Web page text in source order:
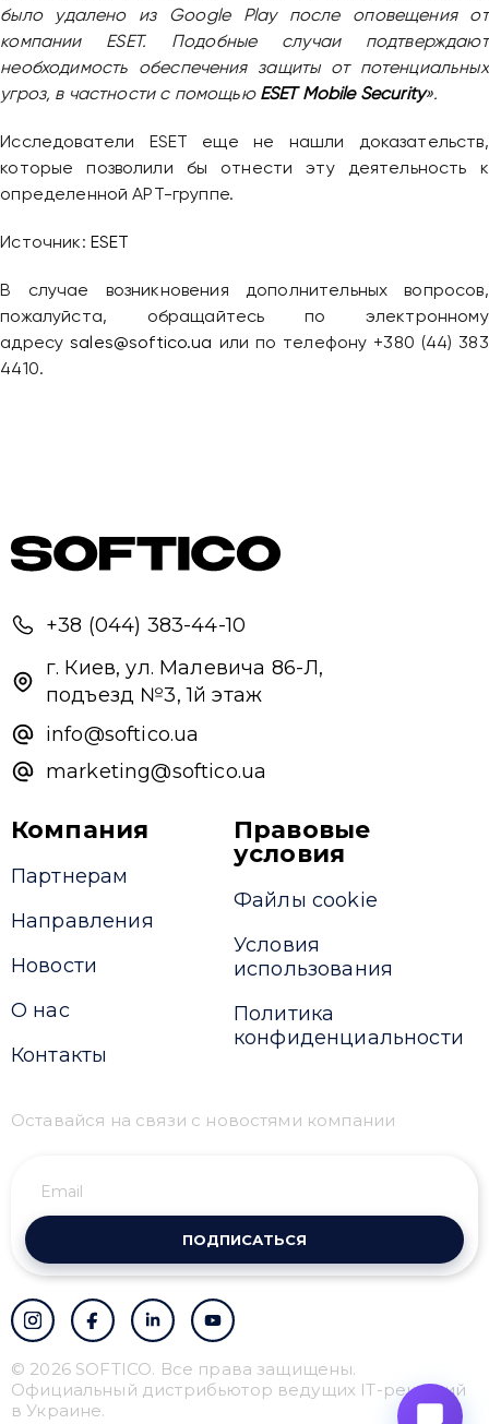
было удалено из Google Play после оповещения от
компании ESET. Подобные случаи подтверждают
необходимость обеспечения защиты от потенциальных
угроз, в частности с помощью ESET Mobile Security».
Исследователи ESET еще не нашли доказательств,
которые позволили бы отнести эту деятельность к
определенной APT-группе.
Источник: ESET
В случае возникновения дополнительных вопросов,
пожалуйста, обращайтесь по электронному
адресуsales@softico.ua или по телефону +380 (44) 383
4410.
+38 (044) 383-44-10
г. Киев, ул. Малевича 86-Л,
подъезд №3, 1й этаж
info@softico.ua
marketing@softico.ua
Компания
Партнерам
Направления
Новости
О нас
Контакты
Правовые
условия
Файлы cookie
Условия
использования
Политика
конфиденциальности
Оставайся на связи с новостями компании
ПОДПИСАТЬСЯ
© 2026 SOFTICO. Все права защищены.
Официальный дистрибьютор ведущих IT-решений
в Украине.